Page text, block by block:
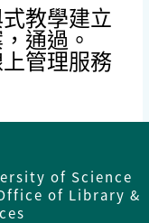
教學建立
通過。
管理服務
of Science
of Library &